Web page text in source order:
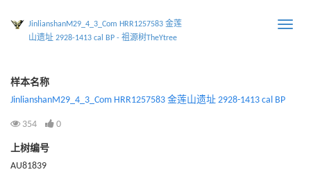
Toggle
JinlianshanM29_4_3_Com HRR1257583 金莲
山遗址 2928-1413 cal BP - 祖源树TheYtree
样本名称
JinlianshanM29_4_3_Com HRR1257583 金莲山遗址 2928-1413 cal BP
354 0
上树编号
AU81839